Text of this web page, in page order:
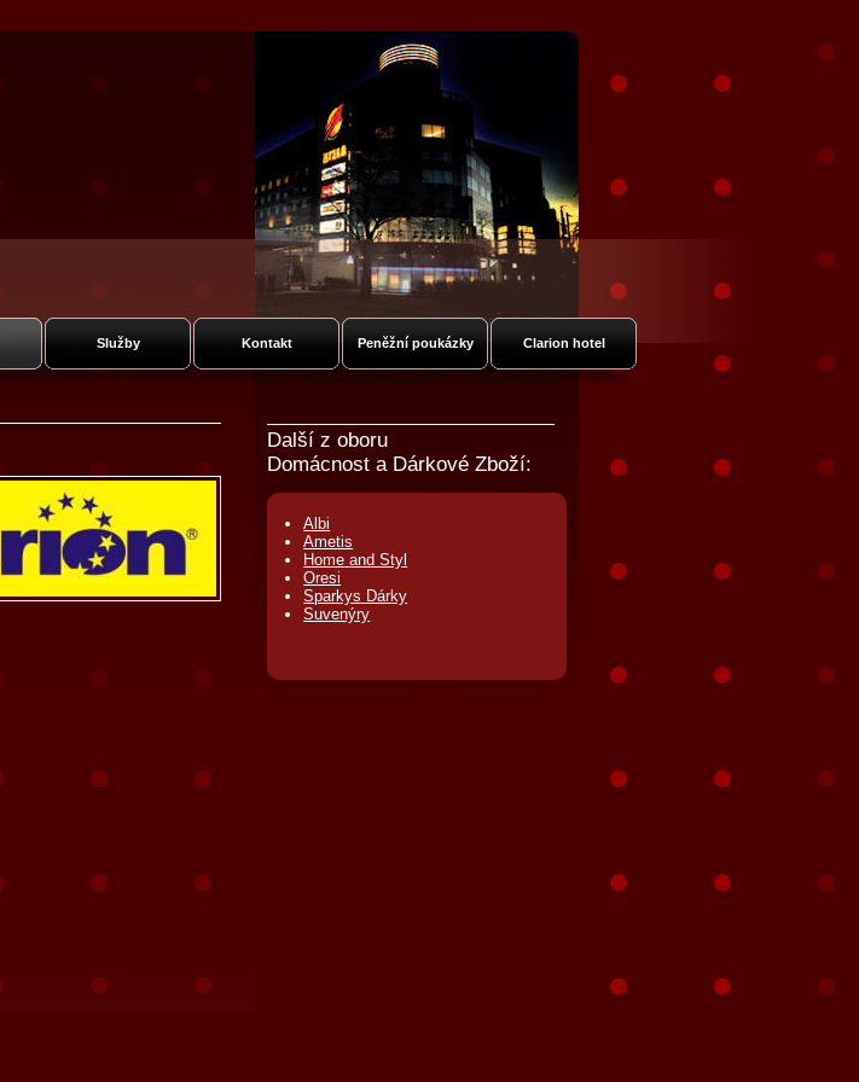
Služby Kontakt Peněžní poukázky Clarion hotel
Další z oboru
Domácnost a Dárkové Zboží:
Albi
Ametis
Home and Styl
Oresi
Sparkys Dárky
Suvenýry